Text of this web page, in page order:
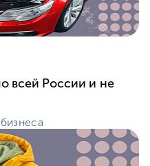
всей России и не